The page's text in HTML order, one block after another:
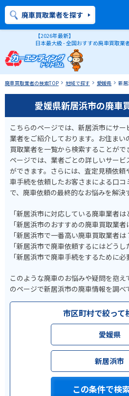
【2026年最新】
日本最大級 - 全国おすすめ廃車買取業
廃車買取業者を探す
廃車買取業者の検索TOP 地域で探す 愛媛県 新
愛媛県新居浜市の廃車
こちらのページでは、新居浜市にサ
業者をご紹介しております。お住ま
買取業者を一覧から検索することが
ページでは、業者ごとの詳しいサー
ができます。さらには、査定見積依
車手続を依頼したお客さまによる口
で、廃車依頼の最終的なお悩みを解決
「新居浜市に対応している廃車業者は
「新居浜市のおすすめの廃車買取業者
「新居浜市で一番高い廃車買取業者は
「新居浜市で廃車依頼するにはどうし
「新居浜市で廃車手続をするために必
このような廃車のお悩みや疑問を抱
のページで新居浜市の廃車情報を調べ
市区町村で絞って
愛媛県
新居浜市
この条件で検